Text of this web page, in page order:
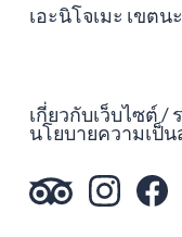
เอะนิโจเมะ เขตน
เกี่ยวกับเว็บไซต์
นโยบายความเป็